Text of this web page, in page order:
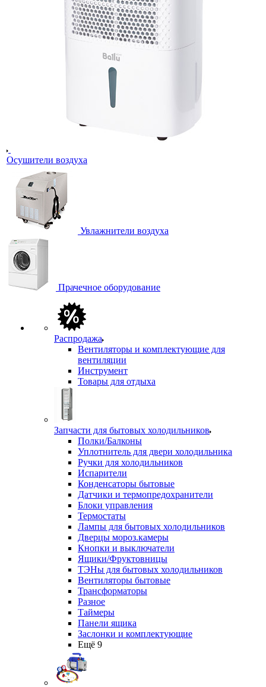
Осушители воздуха
Увлажнители воздуха
Прачечное оборудование
Распродажа
Вентиляторы и комплектующие для
вентиляции
Инструмент
Товары для отдыха
Запчасти для бытовых холодильников
Полки/Балконы
Уплотнитель для двери холодильника
Ручки для холодильников
Испарители
Конденсаторы бытовые
Датчики и термопредохранители
Блоки управления
Термостаты
Лампы для бытовых холодильников
Дверцы мороз.камеры
Кнопки и выключатели
Ящики/Фруктовницы
ТЭНы для бытовых холодильников
Вентиляторы бытовые
Трансформаторы
Разное
Таймеры
Панели ящика
Заслонки и комплектующие
Ещё 9